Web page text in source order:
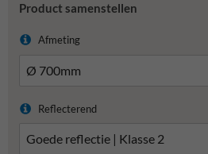
Product samenstellen
Afmeting
Reflecterend